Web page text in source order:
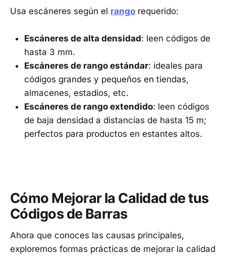
Usa escáneres según el rango requerido:
Escáneres de alta densidad: leen códigos de
hasta 3 mm.
Escáneres de rango estándar: ideales para
códigos grandes y pequeños en tiendas,
almacenes, estadios, etc.
Escáneres de rango extendido: leen códigos
de baja densidad a distancias de hasta 15 m;
perfectos para productos en estantes altos.
Cómo Mejorar la Calidad de tus
Códigos de Barras
Ahora que conoces las causas principales,
exploremos formas prácticas de mejorar la calidad